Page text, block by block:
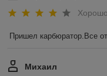
Хорошо
Пришел карбюратор.Все
Михаил